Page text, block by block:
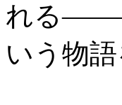
れる―――
いう物